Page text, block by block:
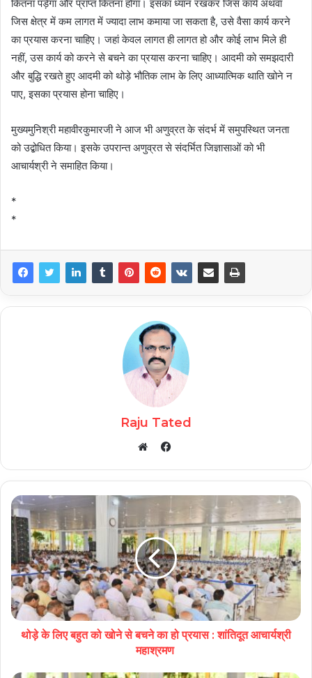
कितना पड़ेगा और प्राप्त कितना होगा। इसका ध्यान रखकर जिस कार्य अथवा
जिस क्षेत्र में कम लागत में ज्यादा लाभ कमाया जा सकता है, उसे वैसा कार्य करने
का प्रयास करना चाहिए। जहां केवल लागत ही लागत हो और कोई लाभ मिले ही
नहीं, उस कार्य को करने से बचने का प्रयास करना चाहिए। आदमी को समझदारी
और बुद्धि रखते हुए आदमी को थोड़े भौतिक लाभ के लिए आध्यात्मिक थाति खोने न
पाए, इसका प्रयास होना चाहिए।
मुख्यमुनिश्री महावीरकुमारजी ने आज भी अणुव्रत के संदर्भ में समुपस्थित जनता
को उद्बोधित किया। इसके उपरान्त अणुव्रत से संदर्भित जिज्ञासाओं को भी
आचार्यश्री ने समाहित किया।
*
*
Raju Tated
Facebook
थोड़े के लिए बहुत को खोने से बचने का हो प्रयास : शांतिदूत आचार्यश्री
महाश्रमण